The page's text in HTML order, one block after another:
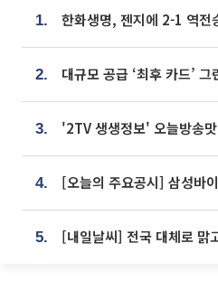
1.
2.
3.
4.
5. [내일날씨] 전국 대체로